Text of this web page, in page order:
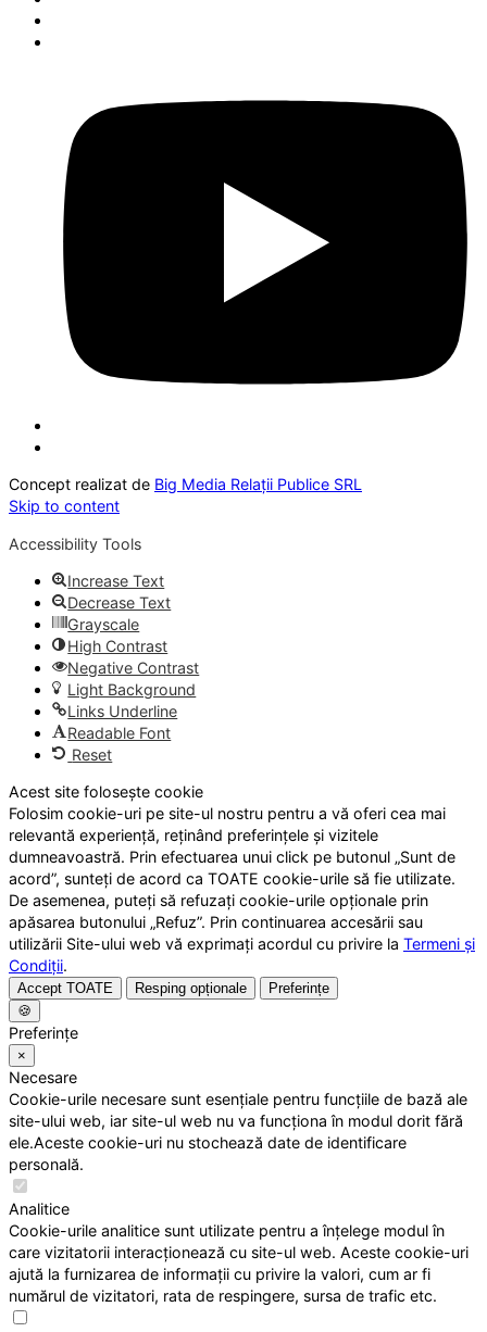
Concept realizat de Big Media Relații Publice SRL
Skip to content
Accessibility Tools
Increase Text
Decrease Text
Grayscale
High Contrast
Negative Contrast
Light Background
Links Underline
Readable Font
Reset
Acest site folosește cookie
Folosim cookie-uri pe site-ul nostru pentru a vă oferi cea mai
relevantă experiență, reținând preferințele și vizitele
dumneavoastră. Prin efectuarea unui click pe butonul „Sunt de
acord”, sunteți de acord ca TOATE cookie-urile să fie utilizate.
De asemenea, puteți să refuzați cookie-urile opționale prin
apăsarea butonului „Refuz”. Prin continuarea accesării sau
utilizării Site-ului web vă exprimați acordul cu privire la Termeni și
Condiții.
Accept TOATE Resping opționale
Preferințe
🍪
Preferințe
×
Necesare
Cookie-urile necesare sunt esențiale pentru funcțiile de bază ale
site-ului web, iar site-ul web nu va funcționa în modul dorit fără
ele.Aceste cookie-uri nu stochează date de identificare
personală.
Analitice
Cookie-urile analitice sunt utilizate pentru a înțelege modul în
care vizitatorii interacționează cu site-ul web. Aceste cookie-uri
ajută la furnizarea de informații cu privire la valori, cum ar fi
numărul de vizitatori, rata de respingere, sursa de trafic etc.